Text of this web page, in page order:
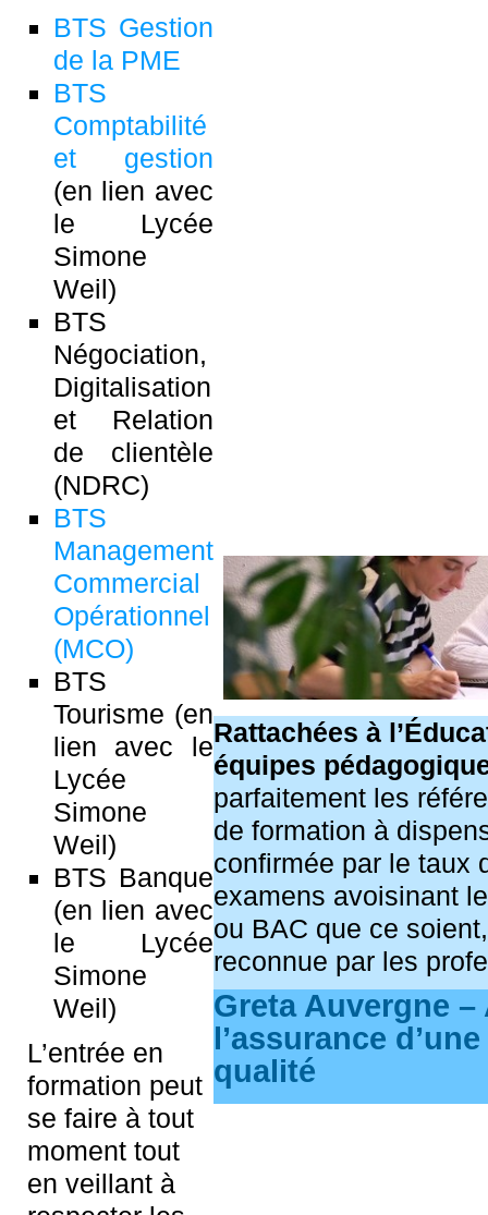
BTS Gestion
de la PME
BTS
Comptabilité
et gestion
(en lien avec
le Lycée
Simone
Weil)
BTS
Négociation,
Digitalisation
et Relation
de clientèle
(NDRC)
BTS
Management
Commercial
Opérationnel
(MCO)
BTS
Tourisme (en
lien avec le
Lycée
Simone
Weil)
BTS Banque
(en lien avec
le Lycée
Simone
Weil)
L’entrée en
formation peut
se faire à tout
moment tout
en veillant à
Rattachées à
équipes
parfaitement les
de formation à
confirmée par le taux
examens avoisinant
ou BAC que ce
reconnue par les
Greta Auvergne –
l’assurance
qualité